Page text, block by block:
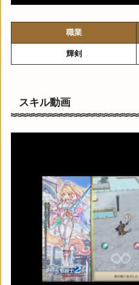
職業
輝剣
スキル動画